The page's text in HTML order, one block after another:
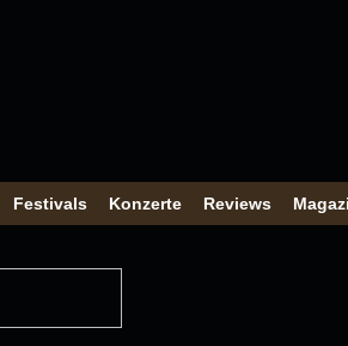
Festivals Konzerte Reviews